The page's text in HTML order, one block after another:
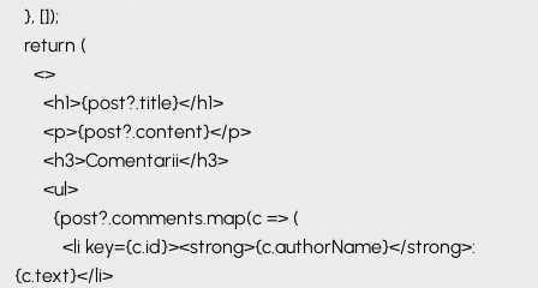
}, []);
return (
<>
<h1>{post?.title}</h1>
<p>{post?.content}</p>
<h3>Comentarii</h3>
<ul>
{post?.comments.map(c => (
<li key={c.id}><strong>{c.authorName}</strong>:
{c.text}</li>